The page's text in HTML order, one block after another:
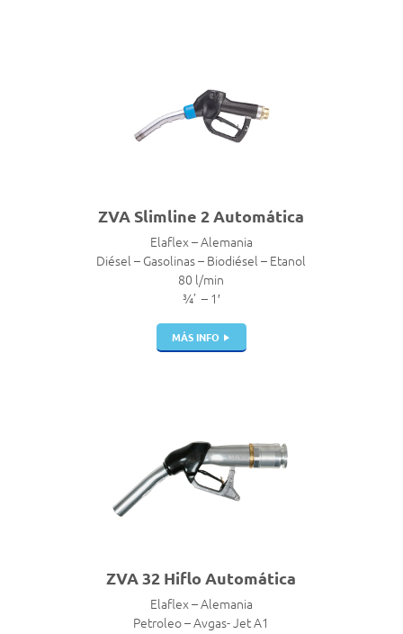
ZVA Slimline 2 Automática
Elaflex – Alemania
Diésel – Gasolinas – Biodiésel – Etanol
80 l/min
¾’ – 1′
MÁS INFO
ZVA 32 Hiflo Automática
Elaflex – Alemania
Petroleo – Avgas- Jet A1